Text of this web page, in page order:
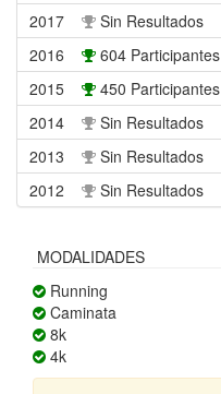
2017
Sin Resultados
2016
604 Participantes
2015
450 Participantes
2014
Sin Resultados
2013
Sin Resultados
2012
Sin Resultados
MODALIDADES
Running
Caminata
8k
4k